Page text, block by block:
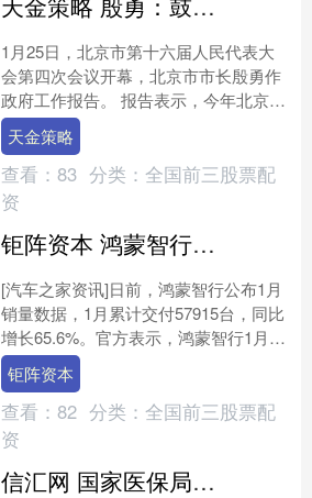
1月25日，北京市第十六届人民代表大
会第四次会议开幕，北京市市长殷勇作
政府工作报告。 报告表示，今年北京将
加大对教育、健康、养老、托育等服务
消费政策支持，鼓励平....
天金策略
查看： 83 分类： 全国前三股票配
资
钜阵资本 鸿蒙智行1月交付57915台 同比增长65.6% 春节安心行服务将上线
[汽车之家资讯]日前，鸿蒙智行公布1月
销量数据，1月累计交付57915台，同比
增长65.6%。官方表示，鸿蒙智行1月开
门红升级已陆续开启推送，同时春节安
心行服务....
钜阵资本
查看： 82 分类： 全国前三股票配
资
信汇网 国家医保局：首季职工医保个人账户共济人次9586.83万 金额131.98亿元